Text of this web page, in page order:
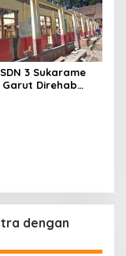
3 Sukarame
Garut Direhab
dengan